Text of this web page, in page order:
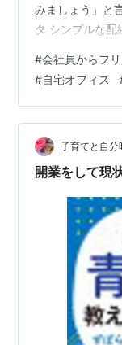
みましょう」と
タ シンプルな配
が…、 そのよう
年は案外多いも
がないまま家庭
たりしますね。
家庭内の一角が
ものたち 作業環
#会社員からフ
#自宅オフィス
子育てと自分
開業をして現